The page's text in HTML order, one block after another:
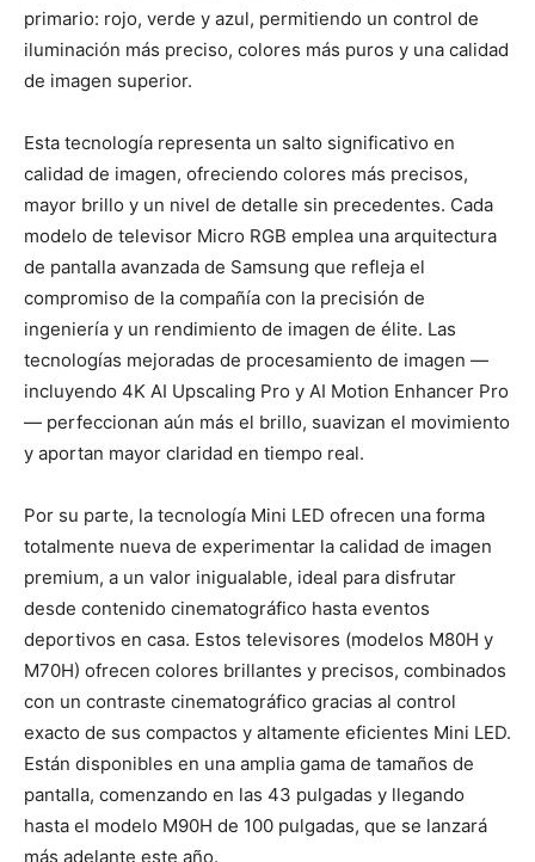
primario: rojo, verde y azul, permitiendo un control de
iluminación más preciso, colores más puros y una calidad
de imagen superior.
Esta tecnología representa un salto significativo en
calidad de imagen, ofreciendo colores más precisos,
mayor brillo y un nivel de detalle sin precedentes. Cada
modelo de televisor Micro RGB emplea una arquitectura
de pantalla avanzada de Samsung que refleja el
compromiso de la compañía con la precisión de
ingeniería y un rendimiento de imagen de élite. Las
tecnologías mejoradas de procesamiento de imagen —
incluyendo 4K AI Upscaling Pro y AI Motion Enhancer Pro
— perfeccionan aún más el brillo, suavizan el movimiento
y aportan mayor claridad en tiempo real.
Por su parte, la tecnología Mini LED ofrecen una forma
totalmente nueva de experimentar la calidad de imagen
premium, a un valor inigualable, ideal para disfrutar
desde contenido cinematográfico hasta eventos
deportivos en casa. Estos televisores (modelos M80H y
M70H) ofrecen colores brillantes y precisos, combinados
con un contraste cinematográfico gracias al control
exacto de sus compactos y altamente eficientes Mini LED.
Están disponibles en una amplia gama de tamaños de
pantalla, comenzando en las 43 pulgadas y llegando
hasta el modelo M90H de 100 pulgadas, que se lanzará
más adelante este año.